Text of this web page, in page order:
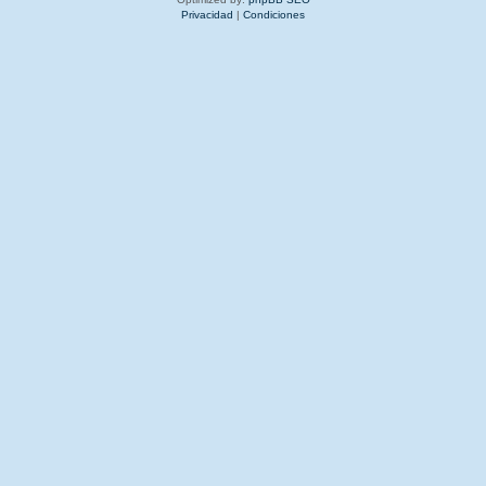
Privacidad | Condiciones